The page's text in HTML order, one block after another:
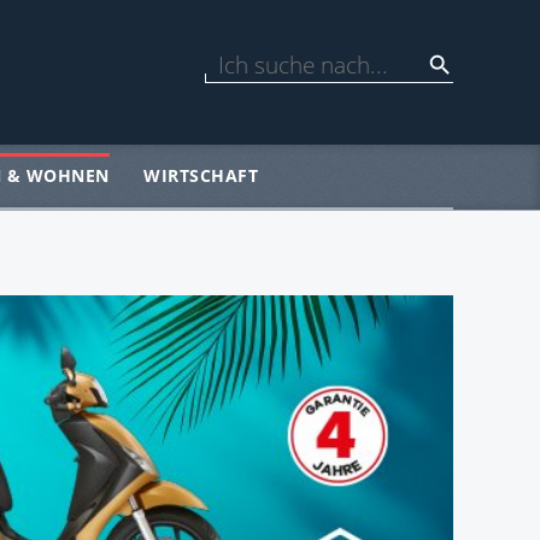
WOHNEN WIRTSCHAFT